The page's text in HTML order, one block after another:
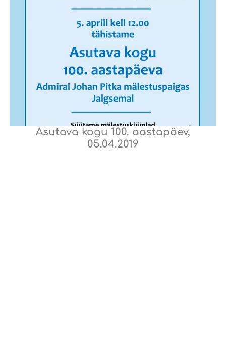
Asutava kogu 100. aastapäev,
05.04.2019